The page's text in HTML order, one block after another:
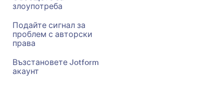
злоупотреба
Подайте сигнал за
проблем с авторски
права
Възстановете Jotform
акаунт